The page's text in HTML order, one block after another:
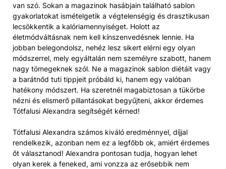
van szó. Sokan a magazinok hasábjain található sablon
gyakorlatokat ismételgetik a végtelenségig és drasztikusan
lecsökkentik a kalóriamennyiséget. Holott az
életmódváltásnak nem kell kínszenvedésnek lennie. Ha
jobban belegondolsz, nehéz lesz sikert elérni egy olyan
módszerrel, mely egyáltalán nem személyre szabott, hanem
nagy tömegeknek szól. Ne a magazinok sablon diétáit vagy
a barátnőd tuti tippjeit próbáld ki, hanem egy valóban
hatékony módszert. Ha szeretnél magabiztosan a tükörbe
nézni és elismerő pillantásokat begyűjteni, akkor érdemes
Tótfalusi Alexandra segítségét kérned!
Tótfalusi Alexandra számos kiváló eredménnyel, díjjal
rendelkezik, azonban nem ez a legfőbb ok, amiért érdemes
őt választanod! Alexandra pontosan tudja, hogyan lehet
olyan kerek a feneked, ami vonzza az erősebbik nem